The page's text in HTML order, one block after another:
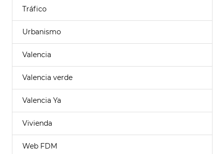
Tráfico
Urbanismo
Valencia
Valencia verde
Valencia Ya
Vivienda
Web FDM